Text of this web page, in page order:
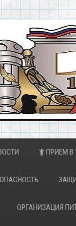
ПРИЕМ В
ОРГАНИЗАЦИЯ